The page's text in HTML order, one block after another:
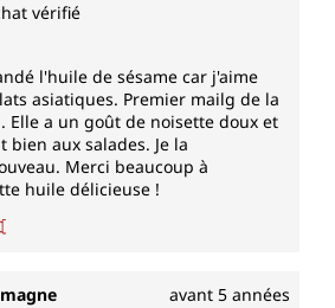
sur 5 étoiles
vérifié
l'huile de sésame car j'aime
asiatiques. Premier mailg de la
Elle a un goût de noisette doux et
bien aux salades. Je la
Merci beaucoup à
huile délicieuse !
avant 5 années